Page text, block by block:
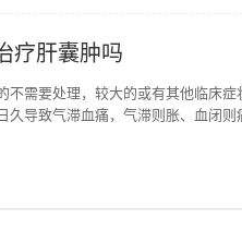
疗肝囊肿吗
不需要处理，较大的或有其他临床
久导致气滞血痛，气滞则胀、血闭